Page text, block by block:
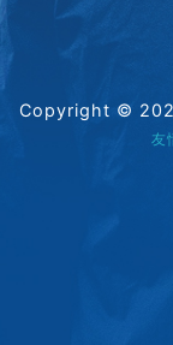
Copyright ©
友